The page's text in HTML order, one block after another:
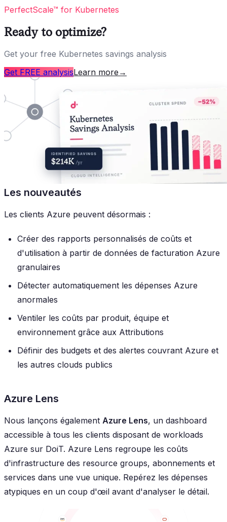
PerfectScale™ for Kubernetes
Ready to optimize?
Get your free Kubernetes savings analysis
Get FREE analysisLearn more →
Les nouveautés
Les clients Azure peuvent désormais :
Créer des rapports personnalisés de coûts et
d'utilisation à partir de données de facturation Azure
granulaires
Détecter automatiquement les dépenses Azure
anormales
Ventiler les coûts par produit, équipe et
environnement grâce aux Attributions
Définir des budgets et des alertes couvrant Azure et
les autres clouds publics
Azure Lens
Nous lançons également Azure Lens, un dashboard
accessible à tous les clients disposant de workloads
Azure sur DoiT. Azure Lens regroupe les coûts
d'infrastructure des resource groups, abonnements et
services dans une vue unique. Repérez les dépenses
atypiques en un coup d'œil avant d'analyser le détail.